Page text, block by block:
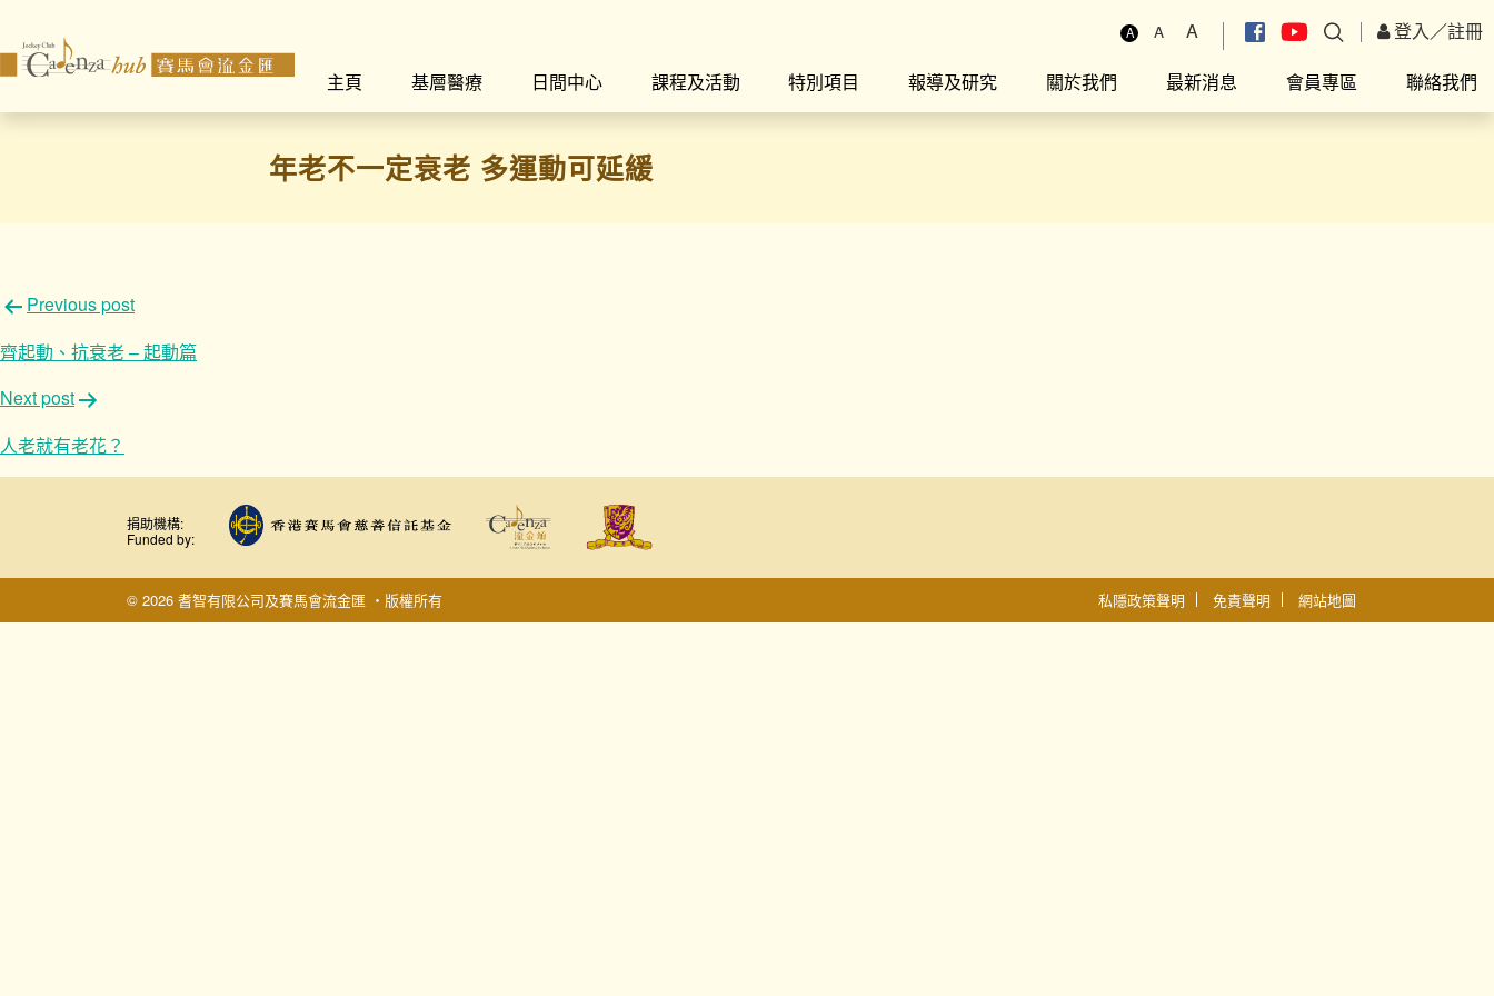
A A A 登入／註冊
主頁
基層醫療 日間中心 課程及活動 特別項目 報導及研究 關於我們 最新消息 會員專區 聯絡我們
年老不一定衰老 多運動可延緩
文
章
導
覽
Previous post
齊起動、抗衰老 – 起動篇
Next post
人老就有老花？
捐助機構:
Funded by:
© 2026 耆智有限公司及賽馬會流金匯 ‧版權所有 私隱政策聲明 免責聲明 網站地圖